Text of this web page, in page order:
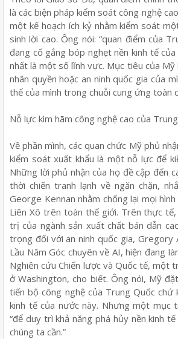
là các biện pháp kiểm soát công nghệ
một kế hoạch ích kỷ nhằm kiểm soát
sinh lời cao. Ông nói: “quan điểm của
đang cố gắng bóp nghẹt nền kinh tế
nhất là một số lĩnh vực. Mục tiêu của Mỹ
nhân quyền hoặc an ninh quốc gia của
thế của mình trong chuỗi cung ứng toàn
Nỗ lực kìm hãm công nghệ cao của
Về phần mình, các quan chức Mỹ phủ
kiểm soát xuất khẩu là một nỗ lực để
Những lời phủ nhận của họ đề cập đến
thời chiến tranh lạnh về ngăn chặn,
George Kennan nhằm chống lại mọi
Liên Xô trên toàn thế giới. Trên thực
trị của ngành sản xuất chất bán dẫn
trọng đối với an ninh quốc gia, Gregory
Lầu Năm Góc chuyên về AI, hiện đang
Nghiên cứu Chiến lược và Quốc tế, một
ở Washington, cho biết. Ông nói, Mỹ
tiến bộ công nghệ của Trung Quốc chứ
kinh tế của nước này. Nhưng một mục
“để duy trì khả năng phá hủy nền kinh
chúng ta cần.”